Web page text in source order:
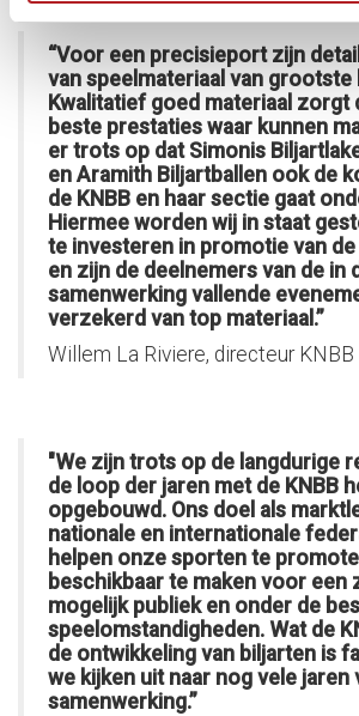
“Voor een precisieport zijn
van speelmateriaal van grootste
Kwalitatief goed materiaal zorgt
beste prestaties waar kunnen
er trots op dat Simonis
en Aramith Biljartballen ook de
de KNBB en haar sectie gaat
Hiermee worden wij in staat
te investeren in promotie van
en zijn de deelnemers van de in
samenwerking vallende
verzekerd van top materiaal.”
Willem La Riviere, directeur KNBB
"We zijn trots op de langdurige
de loop der jaren met de KNBB
opgebouwd. Ons doel als
nationale en internationale
helpen onze sporten te
beschikbaar te maken voor een
mogelijk publiek en onder de
speelomstandigheden. Wat de
de ontwikkeling van biljarten is
we kijken uit naar nog vele jaren
samenwerking.”